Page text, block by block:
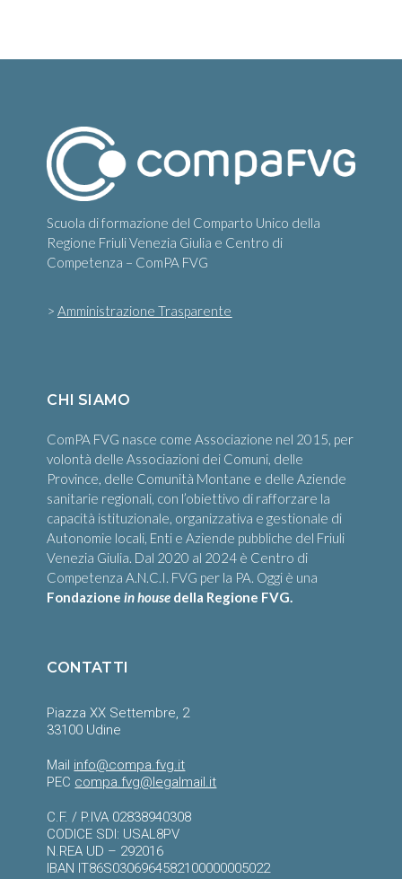
Scuola di formazione del Comparto Unico della
Regione Friuli Venezia Giulia e Centro di
Competenza – ComPA FVG
>Amministrazione Trasparente
CHI SIAMO
ComPA FVG nasce come Associazione nel 2015, per
volontà delle Associazioni dei Comuni, delle
Province, delle Comunità Montane e delle Aziende
sanitarie regionali, con l’obiettivo di rafforzare la
capacità istituzionale, organizzativa e gestionale di
Autonomie locali, Enti e Aziende pubbliche del Friuli
Venezia Giulia. Dal 2020 al 2024 è Centro di
Competenza A.N.C.I. FVG per la PA. Oggi è una
Fondazionein house della Regione FVG.
CONTATTI
Piazza XX Settembre, 2
33100 Udine
Mail info@compa.fvg.it
PEC compa.fvg@legalmail.it
C.F. / P.IVA 02838940308
CODICE SDI: USAL8PV
N.REA UD – 292016
IBAN IT86S0306964582100000005022